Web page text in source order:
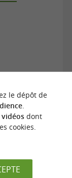
le dépôt de
.
vidéosdont
cookies.